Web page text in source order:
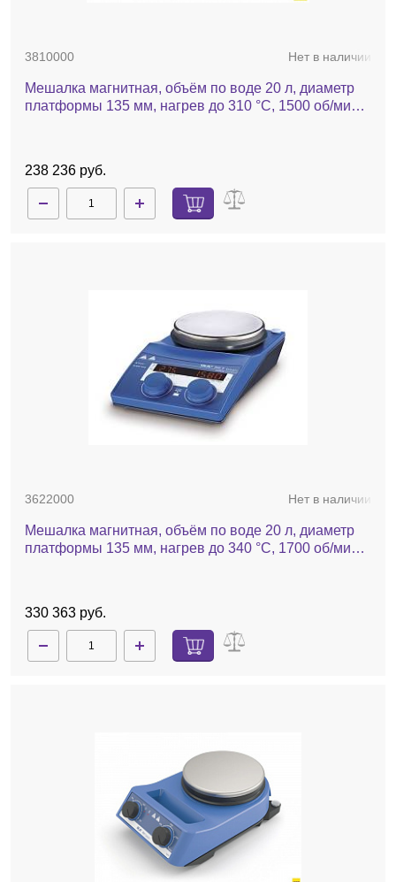
3810000 Нет в наличии
Мешалка магнитная, объём по воде 20 л, диаметр
платформы 135 мм, нагрев до 310 °С, 1500 об/мин,
238 236 руб.
3622000 Нет в наличии
Мешалка магнитная, объём по воде 20 л, диаметр
платформы 135 мм, нагрев до 340 °С, 1700 об/мин,
330 363 руб.